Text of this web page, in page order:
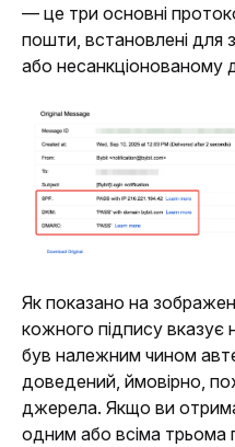
— це три основні
пошти, встановлені для
або несанкціонованому
Як показано на
кожного підпису
був належним чином
доведений, ймовірно,
джерела. Якщо ви
одним або всіма трьома